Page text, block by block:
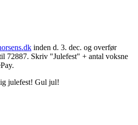
inden d. 3. dec. og overfør
72887. Skriv "Julefest" + antal voksne
julefest! Gul jul!